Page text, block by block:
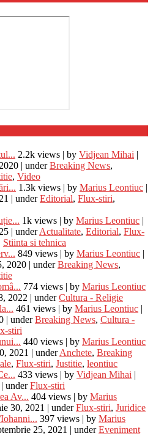
2.2k views | by Vidjean Mihai |
| underBreaking News,
, Video
1.3k views | by Marius Leontiuc |
| underEditorial, Flux-stiri,
1k views | by Marius Leontiuc |
| underActualitate, Editorial, Flux-
Stiinta si tehnica
849 views | by Marius Leontiuc |
2020 | underBreaking News,
774 views | by Marius Leontiuc
2022 | underCultura - Religie
461 views | by Marius Leontiuc |
| underBreaking News, Cultura -
stiri
440 views | by Marius Leontiuc
2021 | underAnchete, Breaking
, Flux-stiri, Justitie, leontiuc
433 views | by Vidjean Mihai |
| underFlux-stiri
Av... 404 views | by Marius
30, 2021 | underFlux-stiri, Juridice
397 views | by Marius
25, 2021 | underEveniment